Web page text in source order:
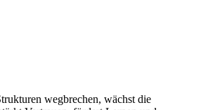
wegbrechen, wächst die